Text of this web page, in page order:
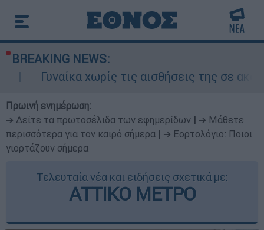
BREAKING NEWS:
χωρίς τις αισθήσεις της σε ακάλυπτο
Πρωινή ενημέρωση:
➔ Δείτε τα πρωτοσέλιδα των εφημερίδων
➔ Μάθετε
περισσότερα για τον καιρό σήμερα
➔ Εορτολόγιο: Ποιοι
γιορτάζουν σήμερα
Τελευταία νέα και ειδήσεις σχετικά με:
ΑΤΤΙΚΟ ΜΕΤΡΟ